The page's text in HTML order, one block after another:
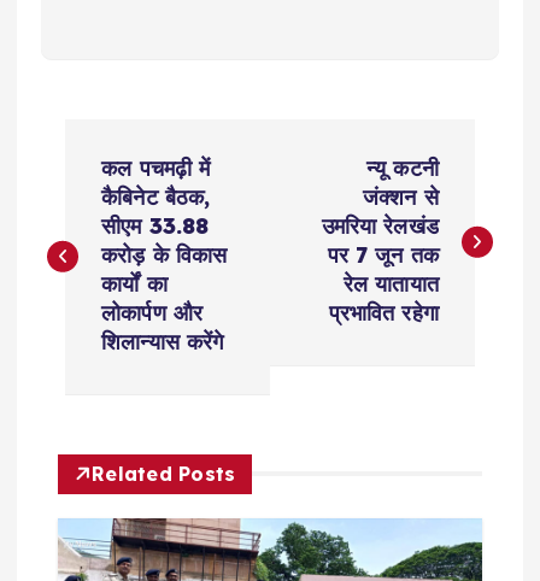
s
a
v
कल पचमढ़ी में
कैबिनेट बैठक,
सीएम 33.88
करोड़ के विकास
कार्यों का
लोकार्पण और
शिलान्यास करेंगे
न्यू कटनी
जंक्शन से
उमरिया रेलखंड
पर 7 जून तक
रेल यातायात
प्रभावित रहेगा
Related Posts